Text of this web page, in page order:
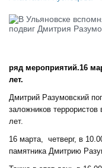
ряд мероприятий.16
лет.
Дмитрий Разумовский
заложников
лет.
16 марта, четверг, в
памятника Дмитрию